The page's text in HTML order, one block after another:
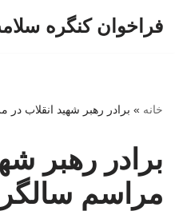
فراخوان کنگره
خانه » برادر رهبر شهید انقلاب
برادر رهبر
مراسم